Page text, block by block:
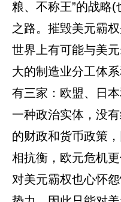
粮、不称王”的战略
之路。摧毁美元霸
世界上有可能与美
大的制造业分工体
有三家：欧盟、日
一种政治实体，没
的财政和货币政策
相抗衡，欧元危机
对美元霸权也心怀